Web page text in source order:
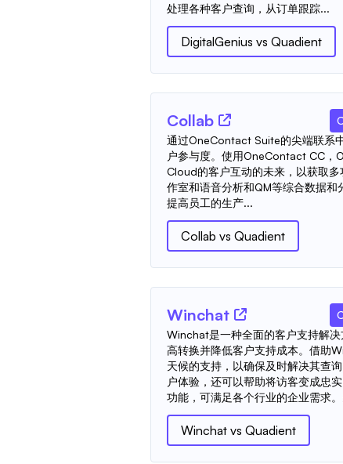
处理各种客户查询，从订单跟踪...
DigitalGenius vs Quadient
Collab
通过OneContact Suite的尖端联系
户参与度。使用OneContact CC，
Cloud的客户互动的未来，以获取
作室和语音分析和QM等综合数据和
提高员工的生产...
Collab vs Quadient
Winchat
Winchat是一种全面的客户支持解
高转换并降低客户支持成本。借助
天候的支持，以确保及时解决其查
户体验，还可以帮助将访客变成忠
功能，可满足各个行业的企业需求
Winchat vs Quadient